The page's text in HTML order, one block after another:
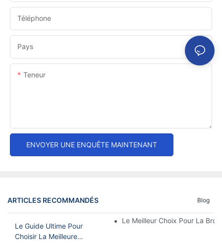
Téléphone
Pays
Teneur
ENVOYER UNE ENQUÊTE MAINTENANT
ARTICLES RECOMMANDÉS Blog
Le Guide Ultime Pour
Choisir La Meilleure
Le Meilleur Choix Pour La